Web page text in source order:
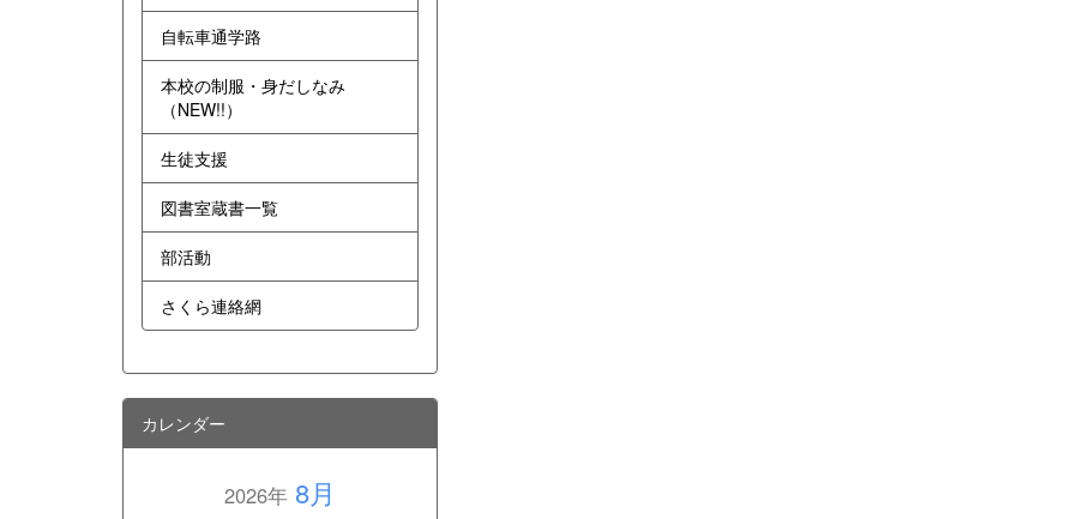
自転車通学路
本校の制服・身だしなみ
（NEW!!）
生徒支援
図書室蔵書一覧
部活動
さくら連絡網
カレンダー
2026年8月